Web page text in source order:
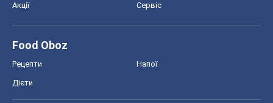
Акції Сервіс
Food Oboz
Рецепти Напої
Дієти